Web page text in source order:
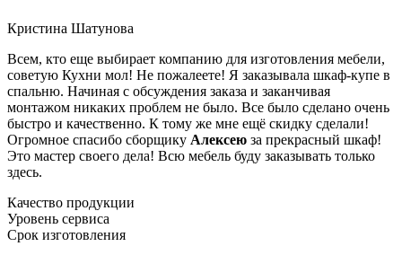
Кристина Шатунова
Всем, кто еще выбирает компанию для изготовления мебели,
советую Кухни мол! Не пожалеете! Я заказывала шкаф-купе в
спальню. Начиная с обсуждения заказа и заканчивая
монтажом никаких проблем не было. Все было сделано очень
быстро и качественно. К тому же мне ещё скидку сделали!
Огромное спасибо сборщику Алексею за прекрасный шкаф!
Это мастер своего дела! Всю мебель буду заказывать только
здесь.
Качество продукции
Уровень сервиса
Срок изготовления